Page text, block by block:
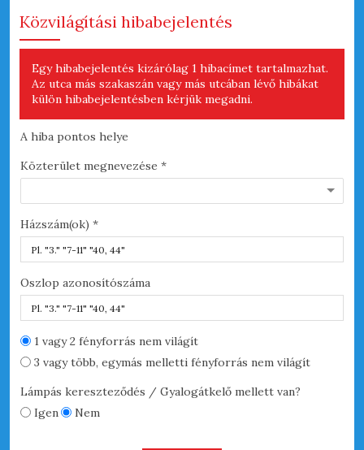
Közvilágítási hibabejelentés
Egy hibabejelentés kizárólag 1 hibacímet tartalmazhat.
Az utca más szakaszán vagy más utcában lévő hibákat
külön hibabejelentésben kérjük megadni.
A hiba pontos helye
Közterület megnevezése *
Házszám(ok) *
Oszlop azonosítószáma
1 vagy 2 fényforrás nem világít
3 vagy több, egymás melletti fényforrás nem világít
Lámpás kereszteződés / Gyalogátkelő mellett van?
Igen
Nem